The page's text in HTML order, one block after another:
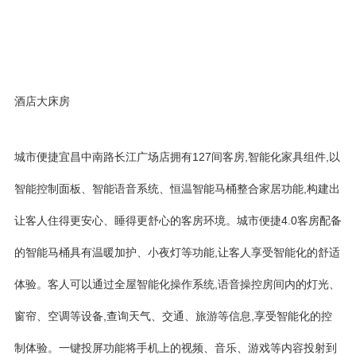
酒店大床房
城市便捷宜昌中南路长江广场店拥有127间客房,智能化家具组件,以
智能控制面板、智能语音系统、恒温智能马桶整合家居功能,构建出
让客人住得更安心、睡得更舒心的客房环境。城市便捷4.0客房配备
的智能马桶具有温暖加护、小夜灯等功能,让客人享受智能化的舒适
体验。客人可以通过全屋智能化操作系统,语音操控房间内的灯光、
窗帘、空调等设备,查询天气、交通、旅游等信息,享受智能化的控
制体验。一键投屏功能将手机上的视频、音乐、游戏等内容投射到